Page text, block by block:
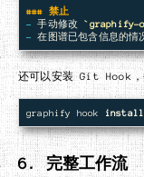
### 禁止
-
手动修改 `graphify-
-
还可以安装 Git Hook
graphify hook install
6. 完整工作流